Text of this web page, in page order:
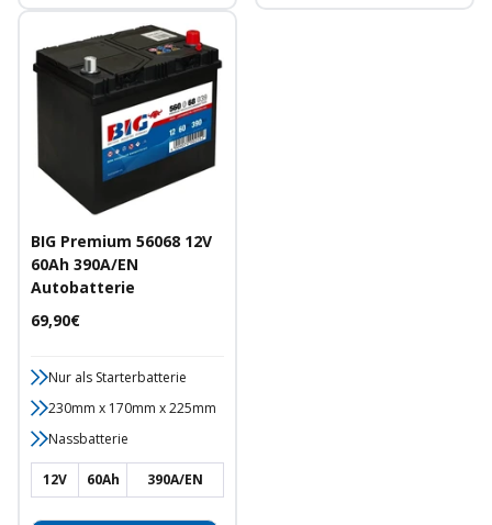
BIG Premium 56068 12V
60Ah 390A/EN
Autobatterie
Angebotspreis
69,90€
Nur als Starterbatterie
230mm x 170mm x 225mm
Nassbatterie
12V 60Ah 390A/EN